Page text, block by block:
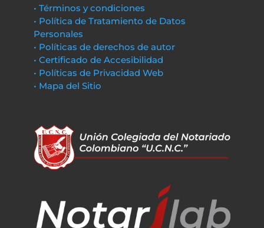
• Términos y condiciones
• Política de Tratamiento de Datos
Personales
• Políticas de derechos de autor
• Certificado de Accesibilidad
• Políticas de Privacidad Web
• Mapa del Sitio